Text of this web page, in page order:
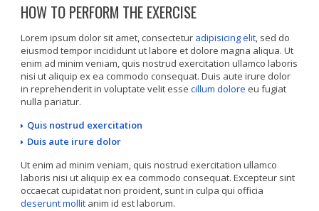
HOW TO PERFORM THE EXERCISE
Lorem ipsum dolor sit amet, consectetur adipisicing elit, sed do
eiusmod tempor incididunt ut labore et dolore magna aliqua. Ut
enim ad minim veniam, quis nostrud exercitation ullamco laboris
nisi ut aliquip ex ea commodo consequat. Duis aute irure dolor
in reprehenderit in voluptate velit essecillum dolore eu fugiat
nulla pariatur.
Quis nostrud exercitation
Duis aute irure dolor
Ut enim ad minim veniam, quis nostrud exercitation ullamco
laboris nisi ut aliquip ex ea commodo consequat. Excepteur sint
occaecat cupidatat non proident, sunt in culpa qui officia
deserunt mollit anim id est laborum.